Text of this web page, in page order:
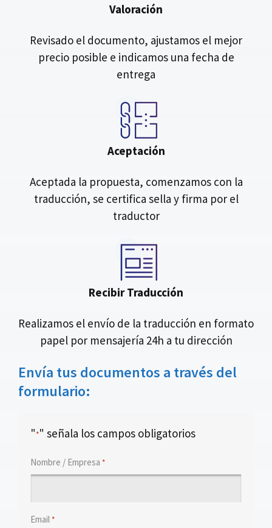
Valoración
Revisado el documento, ajustamos el mejor
precio posible e indicamos una fecha de
entrega
Aceptación
Aceptada la propuesta, comenzamos con la
traducción, se certifica sella y firma por el
traductor
Recibir Traducción
Realizamos el envío de la traducción en formato
papel por mensajería 24h a tu dirección
Envía tus documentos a través del
formulario:
"*" señala los campos obligatorios
Nombre / Empresa *
Email*